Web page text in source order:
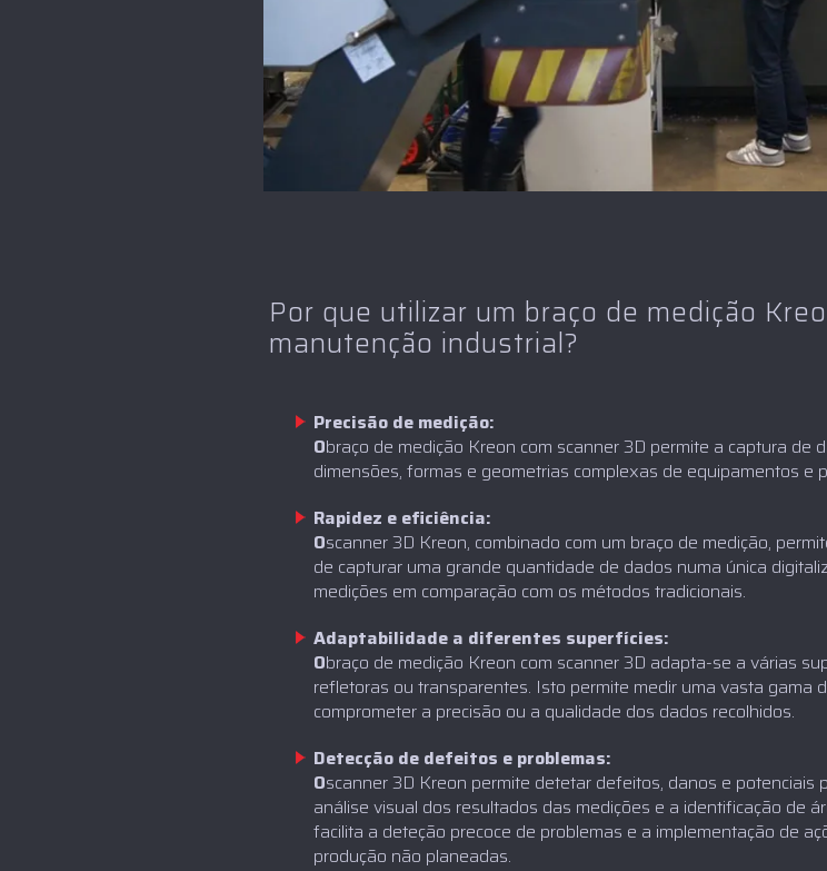
Por que utilizar um braço de medição
manutenção industrial?
Precisão de medição:
‍Obraço de medição Kreon com scanner 3D permite a captura de
dimensões, formas e geometrias complexas de equipamentos e
Rapidez e eficiência:
‍Oscanner 3D Kreon, combinado com um braço de medição,
de capturar uma grande quantidade de dados numa única
medições em comparação com os métodos tradicionais.
Adaptabilidade a diferentes superfícies:
‍Obraço de medição Kreon com scanner 3D adapta-se a várias
refletoras ou transparentes. Isto permite medir uma vasta gama
comprometer a precisão ou a qualidade dos dados recolhidos.
Detecção de defeitos e problemas:
‍Oscanner 3D Kreon permite detetar defeitos, danos e potenciais
análise visual dos resultados das medições e a identificação de
facilita a deteção precoce de problemas e a implementação de
produção não planeadas.